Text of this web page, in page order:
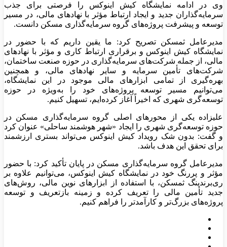
وی در ادامه نمایشگاه کیش اینوکس را فرصتی برای جذب
سرمایه‌گذاران جدید و ایجاد ارتباط مؤثر با نهاد‌های مالی، در مسیر
توسعه و پیشرفت پروژه‌های گروه سرمایه‌گذاری مسکن دانست.
مدیرعامل ثمسکن تصریح کرد: ما یقین داریم که با حضور در
نمایشگاه کیش اینوکس و برقراری ارتباط کاری و مؤثر با نهاد‌های
مالی، از جمله شرکت‌های سرمایه‌گذاری در حوزه صنعت ساختمان،
شرکت‌های تأمین سرمایه و سایر نهاد‌های مالی، و همچنین
بهره‌گیری از تمامی ابزار‌های مالی موجود در این نمایشگاه،
می‌توانیم مسیر توسعه پروژه‌های خود را به‌ویژه در حوزه
توسعه‌گری شهری که اخیراً آغاز کرده‌ایم، تسهیل کنیم.
علیزاده یکی از محور‌های اصلی گروه سرمایه‌گذاری مسکن در
حوزه توسعه‌گری شهری را ایجاد «شهر هوشمند ساحلی» عنوان کرد
و گفت: بدون شک رویداد کیش اینوکس می‌تواند بستری ارزشمند
برای تحقق این هدف باشد.
مدیرعامل گروه سرمایه‌گذاری مسکن در پایان تأکید کرد: با حضور
مؤثر و پررنگ خود در نمایشگاه کیش اینوکس، می‌توانیم علاوه بر
ری‌برندینگ ثمسکن، با استفاده از ابزار‌های نوین مالی، روش‌های
جدید تأمین مالی را تعریف کرده و زمینه بازتعریف و توسعه
پروژه‌های بزرگ‌تر و کارآمدتر را فراهم کنیم.